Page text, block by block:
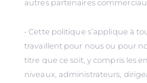
autres partenaires
• Cette politique s’applique à
travaillent pour nous ou pour
titre que ce soit, y compris les
niveaux, administrateurs,